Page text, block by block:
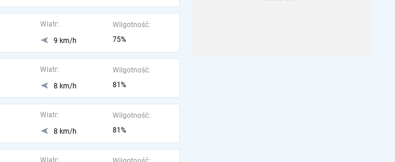
Wiatr:
9 km/h
Wilgotność:
75%
Wiatr:
8 km/h
Wilgotność:
81%
Wiatr:
8 km/h
Wilgotność:
81%
Wiatr: